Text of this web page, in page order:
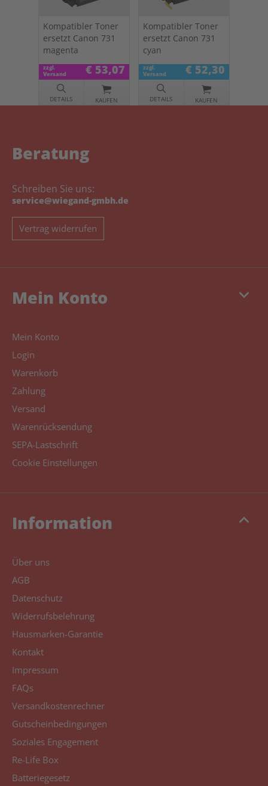
Kompatibler Toner
ersetzt Canon 731
magenta
zzgl.
Versand
€ 53,07
DETAILS KAUFEN
Kompatibler Toner
ersetzt Canon 731
cyan
zzgl.
Versand
€ 52,30
DETAILS KAUFEN
Beratung
Schreiben Sie uns:
service@wiegand-gmbh.de
Vertrag widerrufen
keyboard_arrow_down
Mein Konto
Mein Konto
Login
Warenkorb
Zahlung
Versand
Warenrücksendung
SEPA-Lastschrift
Cookie Einstellungen
keyboard_arrow_up
Information
Über uns
AGB
Datenschutz
Widerrufsbelehrung
Hausmarken-Garantie
Kontakt
Impressum
FAQs
Versandkostenrechner
Gutscheinbedingungen
Soziales Engagement
Re-Life Box
Batteriegesetz